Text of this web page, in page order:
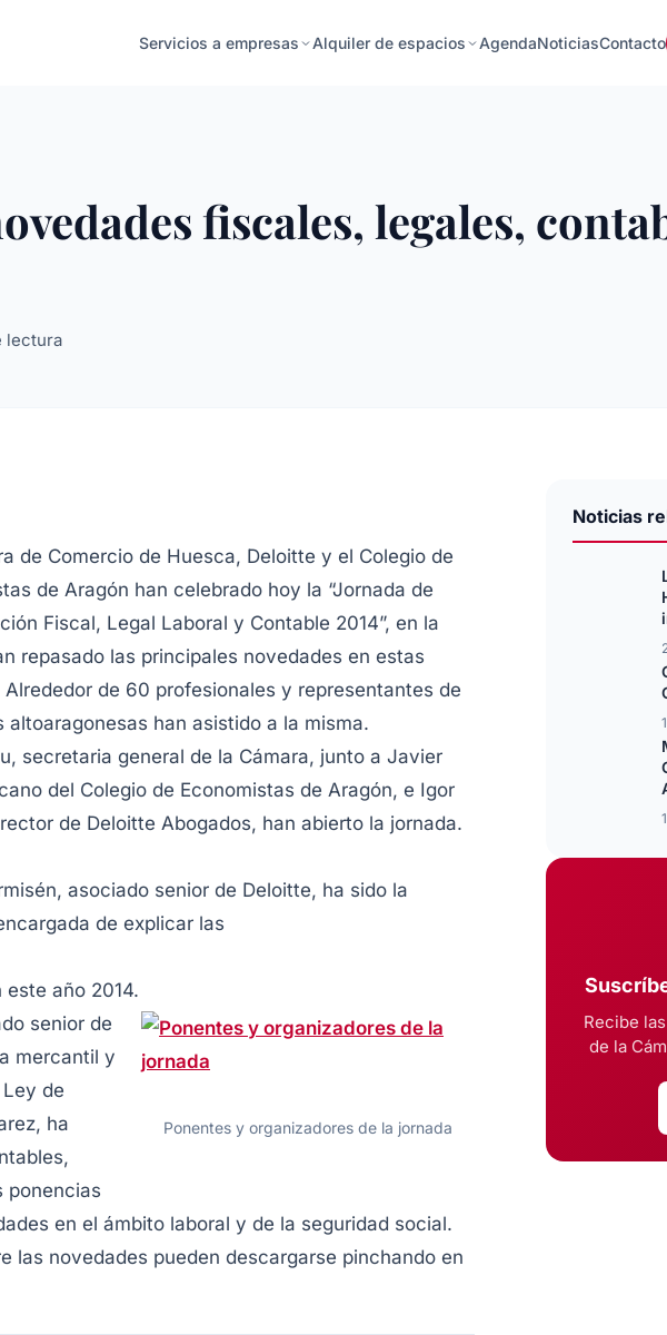
Servicios a empresas Alquiler de espacios AgendaNoticiasContacto
fiscales, legales,
lectura
de Comercio de Huesca, Deloitte y el Colegio de
de Aragón han celebrado hoy la “Jornada de
Fiscal, Legal Laboral y Contable 2014”, en la
repasado las principales novedades en estas
Alrededor de 60 profesionales y representantes de
altoaragonesas han asistido a la misma.
secretaria general de la Cámara, junto a Javier
del Colegio de Economistas de Aragón, e Igor
de Deloitte Abogados, han abierto la jornada.
asociado senior de Deloitte, ha sido la
de explicar las
Ponentes y organizadores de la jornada
año 2014.
senior de
mercantil y
de
ha
ponencias
en el ámbito laboral y de la seguridad social.
las novedades pueden descargarse pinchando en
Noticias
Recibe
de la